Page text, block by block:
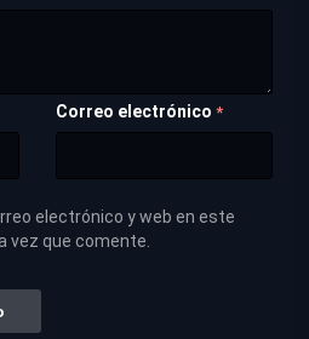
Correo electrónico *
electrónico y web en este
vez que comente.